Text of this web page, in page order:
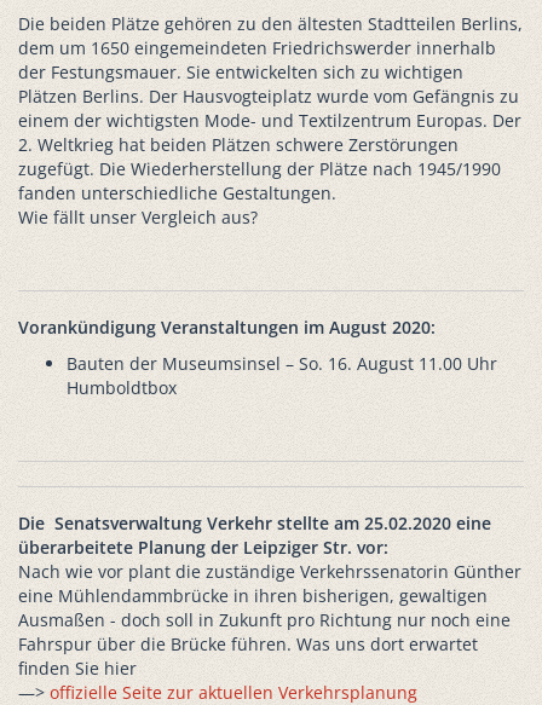
Die beiden Plätze gehören zu den ältesten Stadtteilen Berlins,
dem um 1650 eingemeindeten Friedrichswerder innerhalb
der Festungsmauer. Sie entwickelten sich zu wichtigen
Plätzen Berlins. Der Hausvogteiplatz wurde vom Gefängnis zu
einem der wichtigsten Mode- und Textilzentrum Europas. Der
2. Weltkrieg hat beiden Plätzen schwere Zerstörungen
zugefügt. Die Wiederherstellung der Plätze nach 1945/1990
fanden unterschiedliche Gestaltungen.
Wie fällt unser Vergleich aus?
Vorankündigung Veranstaltungen im August 2020:
Bauten der Museumsinsel – So. 16. August 11.00 Uhr
Humboldtbox
Die Senatsverwaltung Verkehr stellte am 25.02.2020 eine
überarbeitete Planung der Leipziger Str. vor:
Nach wie vor plant die zuständige Verkehrssenatorin Günther
eine Mühlendammbrücke in ihren bisherigen, gewaltigen
Ausmaßen - doch soll in Zukunft pro Richtung nur noch eine
Fahrspur über die Brücke führen. Was uns dort erwartet
finden Sie hier
—> offizielle Seite zur aktuellen Verkehrsplanung